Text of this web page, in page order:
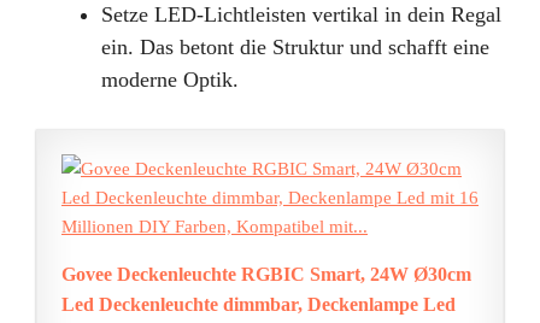
Setze LED-Lichtleisten vertikal in dein Regal
ein. Das betont die Struktur und schafft eine
moderne Optik.
Govee Deckenleuchte RGBIC Smart, 24W Ø30cm
Led Deckenleuchte dimmbar, Deckenlampe Led